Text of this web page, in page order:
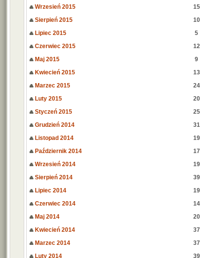
Wrzesień 2015
15
Sierpień 2015
10
Lipiec 2015
5
Czerwiec 2015
12
Maj 2015
9
Kwiecień 2015
13
Marzec 2015
24
Luty 2015
20
Styczeń 2015
25
Grudzień 2014
31
Listopad 2014
19
Październik 2014
17
Wrzesień 2014
19
Sierpień 2014
39
Lipiec 2014
19
Czerwiec 2014
14
Maj 2014
20
Kwiecień 2014
37
Marzec 2014
37
Luty 2014
39